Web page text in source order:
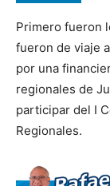
Primero fueron
fueron de viaje
por una
regionales de
participar del I
Regionales.